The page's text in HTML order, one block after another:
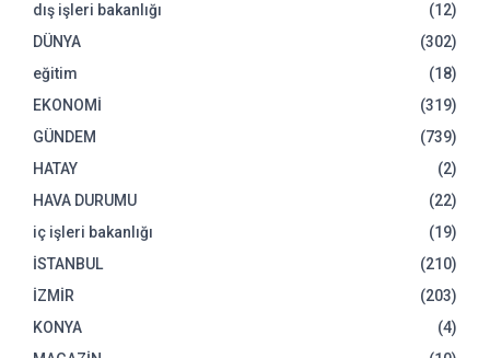
dış işleri bakanlığı
(12)
DÜNYA
(302)
eğitim
(18)
EKONOMİ
(319)
GÜNDEM
(739)
HATAY
(2)
HAVA DURUMU
(22)
iç işleri bakanlığı
(19)
İSTANBUL
(210)
İZMİR
(203)
KONYA
(4)